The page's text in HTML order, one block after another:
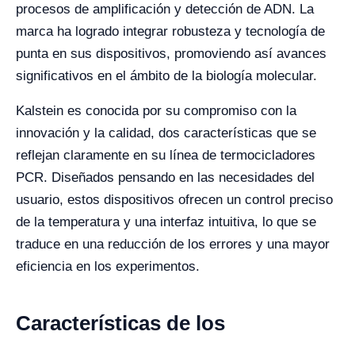
procesos de amplificación y detección de ADN. La
marca ha logrado integrar robusteza y tecnología de
punta en sus dispositivos, promoviendo así avances
significativos en el ámbito de la biología molecular.
Kalstein es conocida por su compromiso con la
innovación y la calidad, dos características que se
reflejan claramente en su línea de termocicladores
PCR. Diseñados pensando en las necesidades del
usuario, estos dispositivos ofrecen un control preciso
de la temperatura y una interfaz intuitiva, lo que se
traduce en una reducción de los errores y una mayor
eficiencia en los experimentos.
Características de los